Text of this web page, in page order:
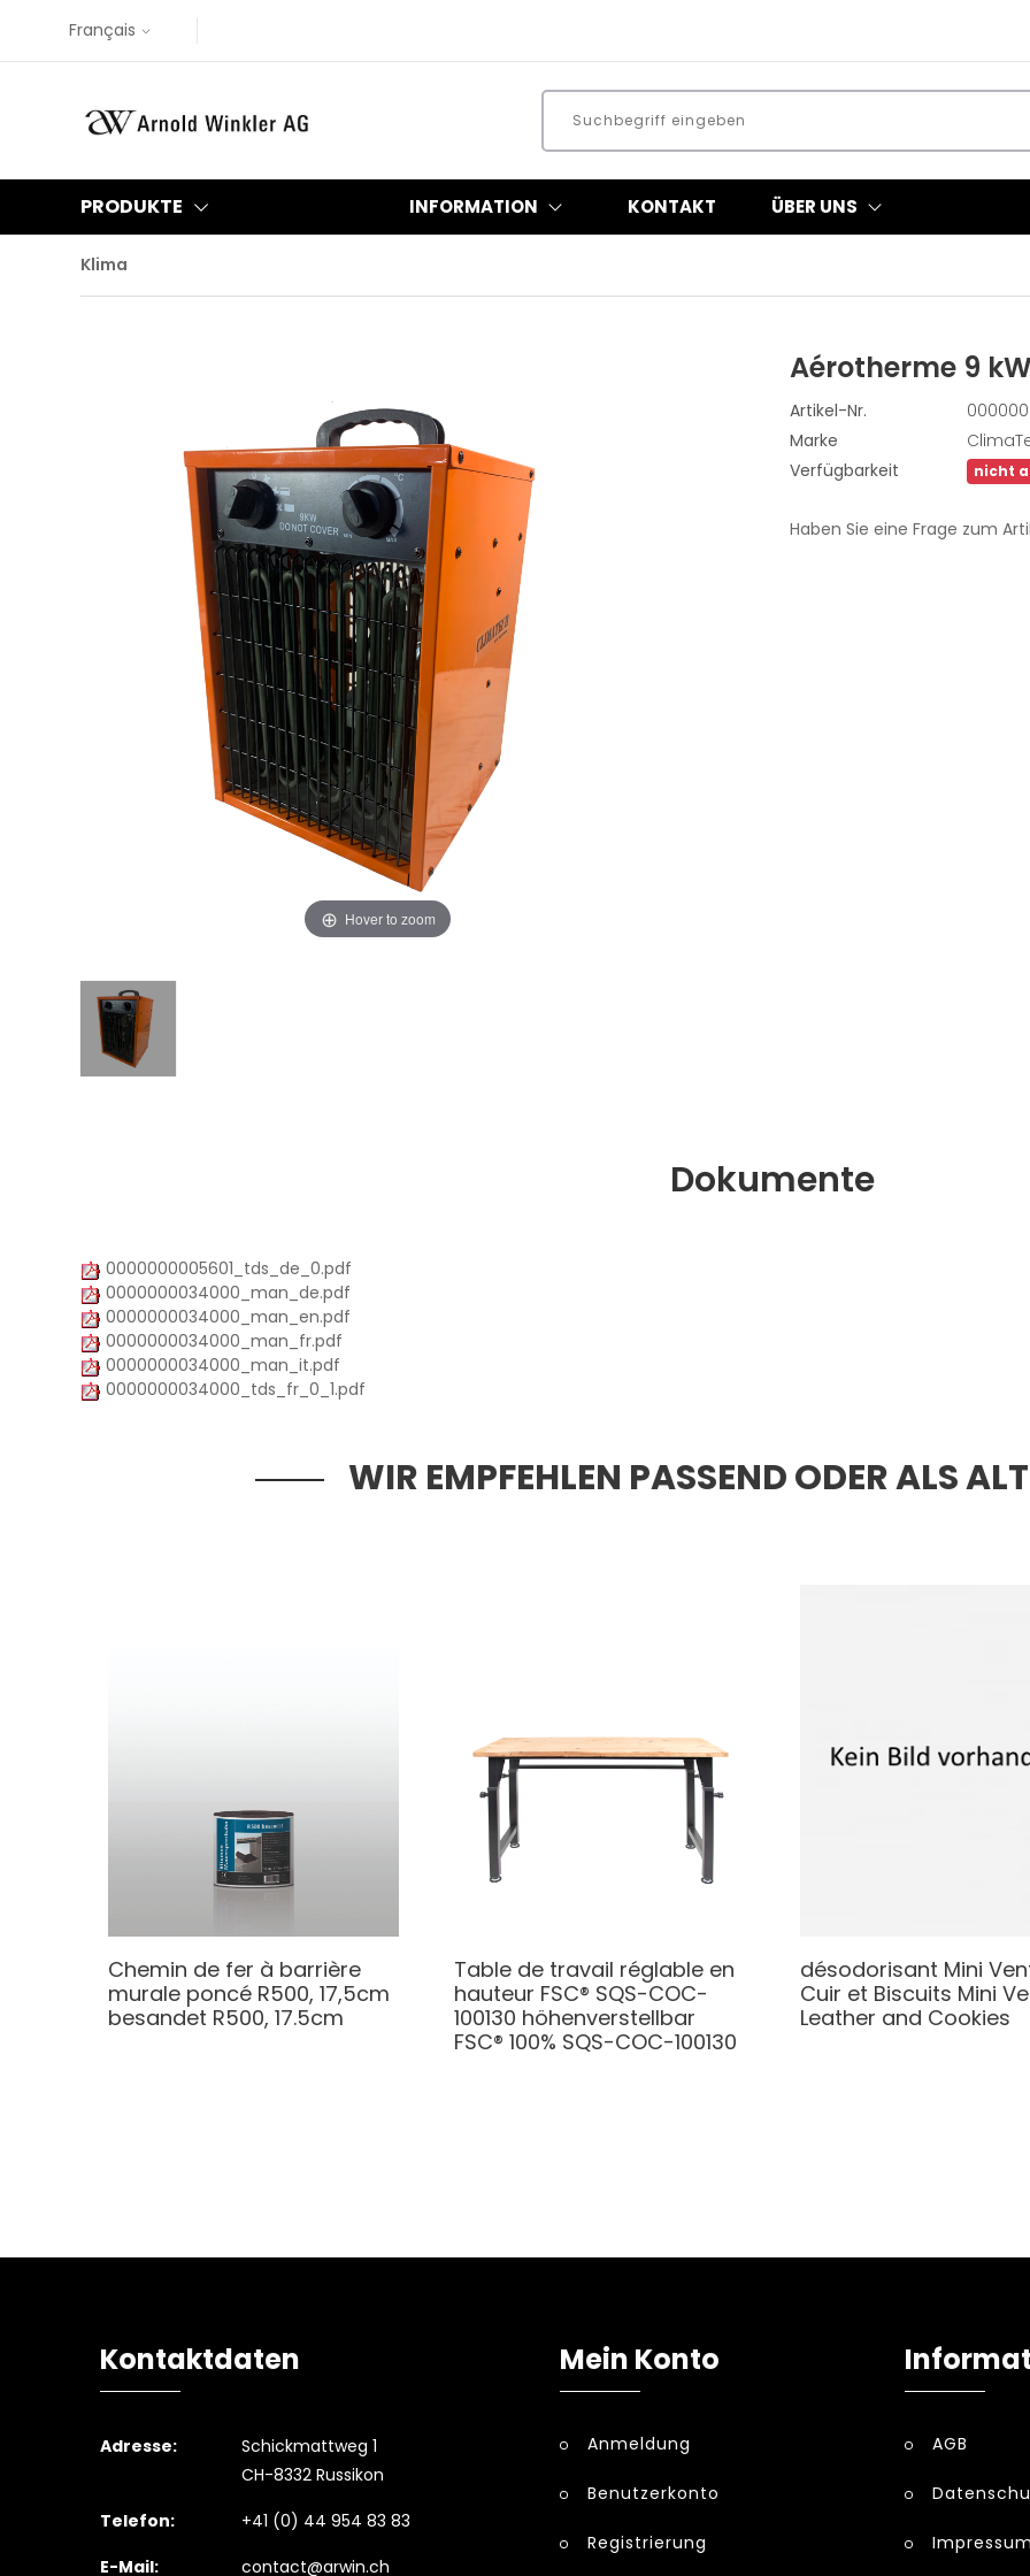
Français
PRODUKTE INFORMATION KONTAKT ÜBER UNS
Klima
Hover to zoom
Aérotherme 9
Artikel-Nr.
Marke
Verfügbarkeit
nicht
Haben Sie eine Frage zum
Dokumente
0000000005601_tds_de_0.pdf
0000000034000_man_de.pdf
0000000034000_man_en.pdf
0000000034000_man_fr.pdf
0000000034000_man_it.pdf
0000000034000_tds_fr_0_1.pdf
WIR EMPFEHLEN PASSEND ODER ALS
Chemin de fer à barrière
murale poncé R500, 17,5cm
besandet R500, 17.5cm
Table de travail réglable en
hauteur FSC® SQS-COC-
100130 höhenverstellbar
FSC® 100% SQS-COC-100130
désodorisant Mini
Cuir et Biscuits Mini
Leather and Cookies
Kontaktdaten
Adresse:
Schickmattweg 1
CH-8332 Russikon
Telefon:
+41 (0) 44 954 83 83
E-Mail:
contact@arwin.ch
Mein Konto
Anmeldung
Benutzerkonto
Registrierung
AGB